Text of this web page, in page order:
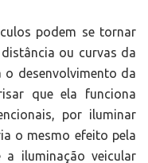
podem se tornar
ou curvas da
desenvolvimento da
que ela funciona
por iluminar
o mesmo efeito pela
iluminação veicular